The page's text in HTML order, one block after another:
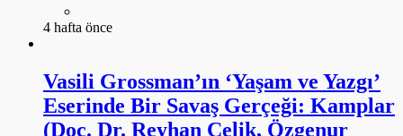
4 hafta önce
Vasili Grossman’ın ‘Yaşam ve Yazgı’
Eserinde Bir Savaş Gerçeği: Kamplar
(Doç. Dr. Reyhan Çelik, Özgenur